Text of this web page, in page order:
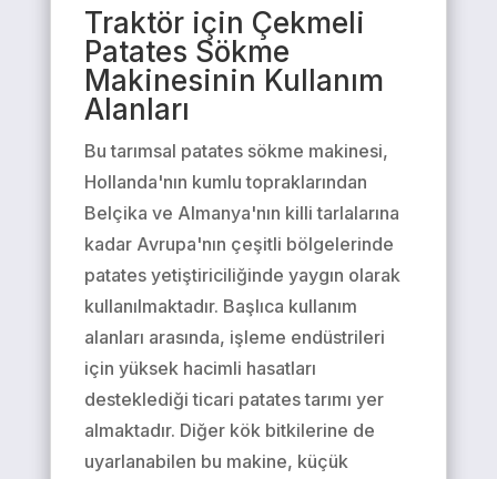
Traktör için Çekmeli
Patates Sökme
Makinesinin Kullanım
Alanları
Bu tarımsal patates sökme makinesi,
Hollanda'nın kumlu topraklarından
Belçika ve Almanya'nın killi tarlalarına
kadar Avrupa'nın çeşitli bölgelerinde
patates yetiştiriciliğinde yaygın olarak
kullanılmaktadır. Başlıca kullanım
alanları arasında, işleme endüstrileri
için yüksek hacimli hasatları
desteklediği ticari patates tarımı yer
almaktadır. Diğer kök bitkilerine de
uyarlanabilen bu makine, küçük